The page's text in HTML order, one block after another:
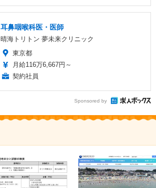
耳鼻咽喉科医・医師
晴海トリトン 夢未来クリニック
東京都
月給116万6,667円～
契約社員
Sponsored by